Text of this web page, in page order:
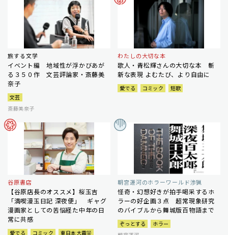
旅する文学
イベント編 地域性が浮かびあが
る３５０作 文芸評論家・斎藤美
奈子
文芸
斎藤美奈子
わたしの大切な本
歌人・青松輝さんの大切な本 斬
新な表現 よむたび、より自由に
愛でる コミック 短歌
谷原書店
【谷原店長のオススメ】桜玉吉
「満喫漫玉日記 深夜便」 ギャグ
漫画家としての苦悩経た中年の日
常に共感
愛でる コミック 東日本大震災
朝宮運河のホラーワールド渉猟
怪奇・幻想好きが拍手喝采するホ
ラーの好企画３点 超常現象研究
のバイブルから舞城版百物語まで
ぞっとする
ホラー